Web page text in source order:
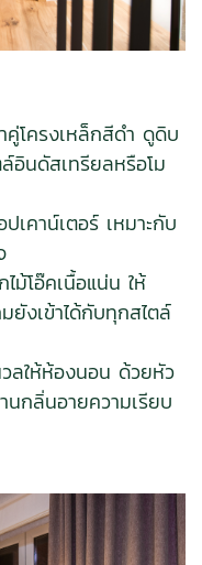
คู่โครงเหล็กสีดำ ดูดิบ
อินดัสเทรียลหรือโม
ปเคาน์เตอร์ เหมาะกับ
ไม้โอ๊คเนื้อแน่น ให้
งเข้าได้กับทุกสไตล์
ลให้ห้องนอน ด้วยหัว
นกลิ่นอายความเรียบ